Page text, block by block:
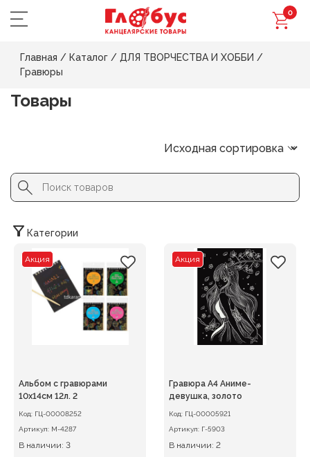
0
Главная / Каталог / ДЛЯ ТВОРЧЕСТВА И ХОББИ /
Гравюры
Товары
Search
for:
Button
Категории
Акция
Альбом с гравюрами
10х14см 12л. 2
Код: ГЦ-00008252
Артикул: М-4287
В наличии: 3
Акция
Гравюра А4 Аниме-
девушка, золото
Код: ГЦ-00005921
Артикул: Г-5903
В наличии: 2